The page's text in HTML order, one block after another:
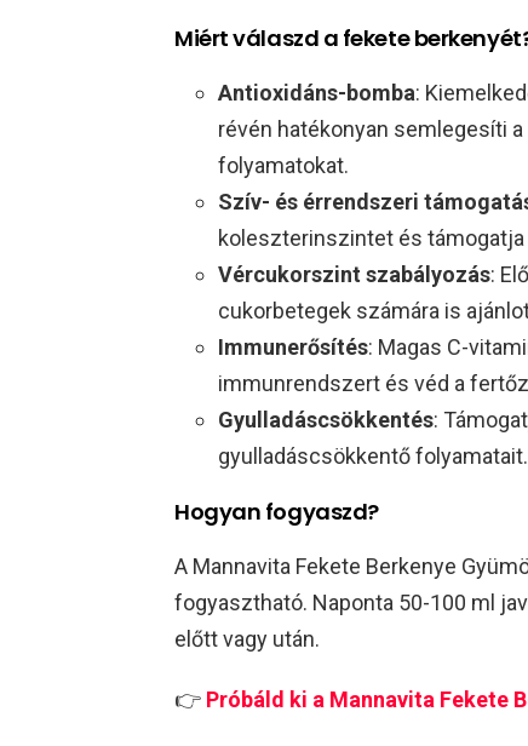
Miért válaszd a fekete
Antioxidáns-bomba:
révén hatékonyan semlegesíti
folyamatokat.
Szív- és érrendszeri
koleszterinszintet és támogatja
Vércukorszint szabályozás:
cukorbetegek számára is
Immunerősítés: Magas C-
immunrendszert és véd a
Gyulladáscsökkentés:
gyulladáscsökkentő folyamatait.
Hogyan fogyaszd?
A Mannavita Fekete Berkenye
fogyasztható. Naponta 50-100 ml
előtt vagy után.
👉 Próbáld ki a Mannavita Fekete